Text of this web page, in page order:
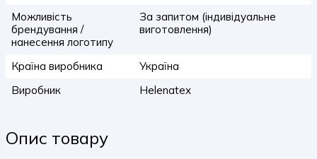
Можливість
брендування /
нанесення логотипу
За запитом (індивідуальне
виготовлення)
Країна виробника
Україна
Виробник
Helenatex
Опис товару